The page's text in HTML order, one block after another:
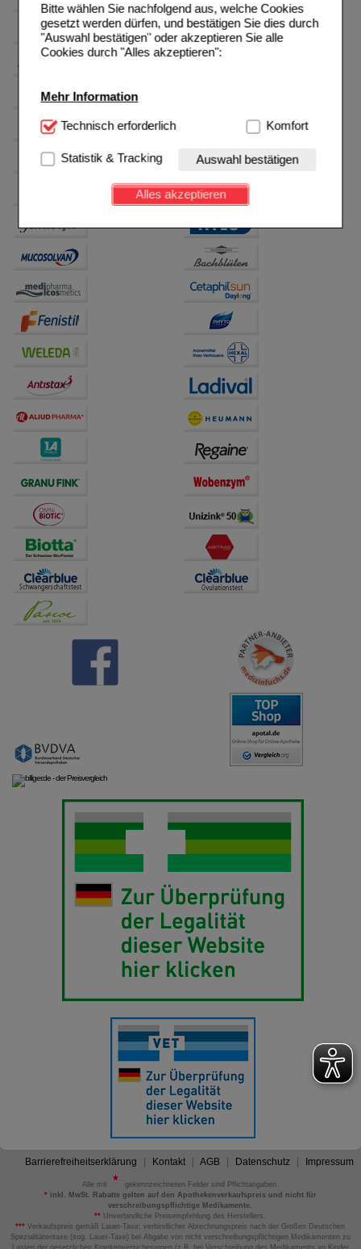
Bitte wählen Sie nachfolgend aus, welche Cookies
gesetzt werden dürfen, und bestätigen Sie dies durch
"Auswahl bestätigen" oder akzeptieren Sie alle
Cookies durch "Alles akzeptieren":
Mehr Information
Technisch Notwendig:Hierbei handelt es sich um
Website notwendig sind (z.B. Navigation, Warenkorb,
Kundenkonto), weshalb auf diese nicht verzichtet
werden kann.
Einkaufserlebnis noch ansprechender zu gestalten,
Besuchers oder unsere Seite an bevorzugte
Verhaltensweisen (z.B. Spracheinstellung)
anzupassen. Komfort-Cookies ermöglichen es uns
auch auf Ihre Bedürfnisse zugeschrittene Inhalte
anzuzeigen und unser Partnerprogramm zu
betreiben.
Statistik & Tracking:
Hierüber lassen sich
Informationen über die Art und Weise der Nutzung
unserer Website sammeln, mit deren Hilfe wir unsere
auf unserer Website aber auch die Werbung auf
Drittseiten möglichst relevant für Sie zu gestalten.
Bitte beachten Sie, dass Daten hierfür teilweise an
Dritte wie z.B. Google oder soziale Medien
Technisch erforderlich Komfort
Statistik & Tracking Auswahl bestätigen
Alles akzeptieren
Barrierefreiheitserklärung Kontakt AGB Datenschutz Impressum
Alle mit
gekennzeichneten Felder sind Pflichtangaben.
*inkl. MwSt. Rabatte gelten auf den Apothekenverkaufspreis und nicht für
verschreibungspflichtige Medikamente.
** Unverbindliche Preisempfehlung des Herstellers.
*** Verkaufspreis gemäß Lauer-Taxe; verbindlicher Abrechnungspreis nach der Großen Deutschen
Spezialitätentaxe (sog. Lauer-Taxe) bei Abgabe von nicht verschreibungspflichtigen Medikamenten zu
Lasten der gesetzlichen Krankenversicherungen (z.B. bei Verschreibung des Medikaments an Kinder